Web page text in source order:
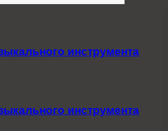
инструмента
инструмента